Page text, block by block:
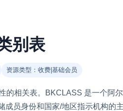
别表
资源类型：收费|基础会员
的相关表。BKCLASS 是一个阿
成员身份和国家/地区指示机构的